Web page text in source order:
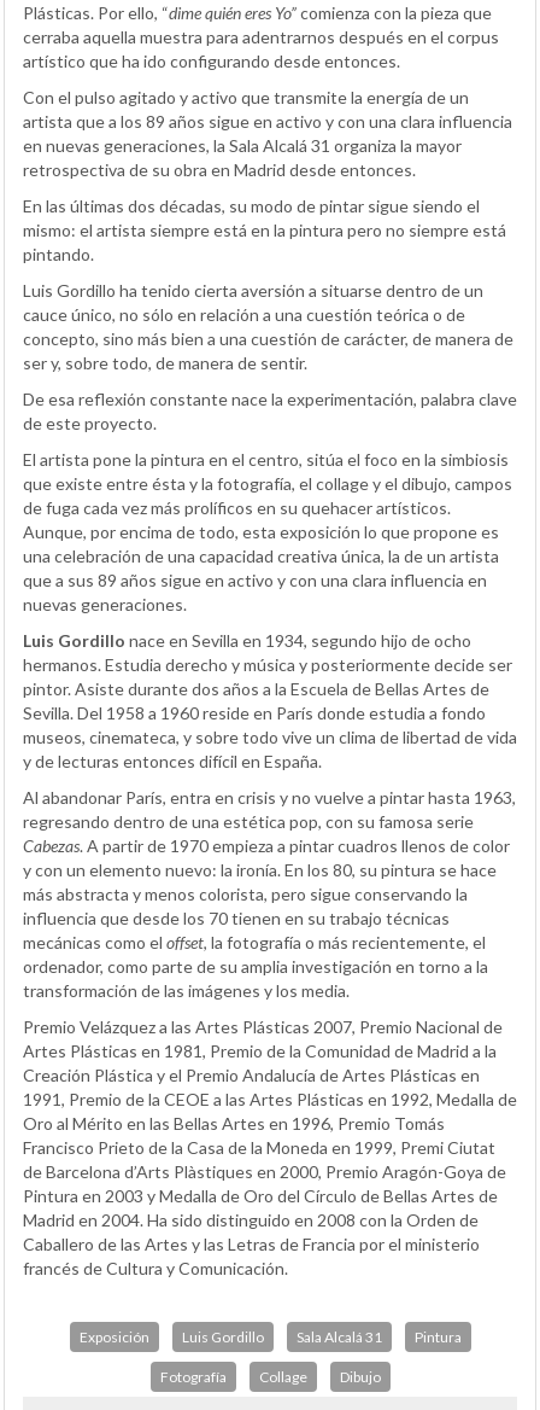
Plásticas. Por ello, “dime quién eres Yo”comienza con la pieza que
cerraba aquella muestra para adentrarnos después en el corpus
artístico que ha ido configurando desde entonces.
Con el pulso agitado y activo que transmite la energía de un
artista que a los 89 años sigue en activo y con una clara influencia
en nuevas generaciones, la Sala Alcalá 31 organiza la mayor
retrospectiva de su obra en Madrid desde entonces.
En las últimas dos décadas, su modo de pintar sigue siendo el
mismo: el artista siempre está en la pintura pero no siempre está
pintando.
Luis Gordillo ha tenido cierta aversión a situarse dentro de un
cauce único, no sólo en relación a una cuestión teórica o de
concepto, sino más bien a una cuestión de carácter, de manera de
ser y, sobre todo, de manera de sentir.
De esa reflexión constante nace la experimentación, palabra clave
de este proyecto.
El artista pone la pintura en el centro, sitúa el foco en la simbiosis
que existe entre ésta y la fotografía, el collage y el dibujo, campos
de fuga cada vez más prolíficos en su quehacer artísticos.
Aunque, por encima de todo, esta exposición lo que propone es
una celebración de una capacidad creativa única, la de un artista
que a sus 89 años sigue en activo y con una clara influencia en
nuevas generaciones.
Luis Gordillo nace en Sevilla en 1934, segundo hijo de ocho
hermanos. Estudia derecho y música y posteriormente decide ser
pintor. Asiste durante dos años a la Escuela de Bellas Artes de
Sevilla. Del 1958 a 1960 reside en París donde estudia a fondo
museos, cinemateca, y sobre todo vive un clima de libertad de vida
y de lecturas entonces difícil en España.
Al abandonar París, entra en crisis y no vuelve a pintar hasta 1963,
regresando dentro de una estética pop, con su famosa serie
Cabezas. A partir de 1970 empieza a pintar cuadros llenos de color
y con un elemento nuevo: la ironía. En los 80, su pintura se hace
más abstracta y menos colorista, pero sigue conservando la
influencia que desde los 70 tienen en su trabajo técnicas
mecánicas como el offset, la fotografía o más recientemente, el
ordenador, como parte de su amplia investigación en torno a la
transformación de las imágenes y los media.
Premio Velázquez a las Artes Plásticas 2007, Premio Nacional de
Artes Plásticas en 1981, Premio de la Comunidad de Madrid a la
Creación Plástica y el Premio Andalucía de Artes Plásticas en
1991, Premio de la CEOE a las Artes Plásticas en 1992, Medalla de
Oro al Mérito en las Bellas Artes en 1996, Premio Tomás
Francisco Prieto de la Casa de la Moneda en 1999, Premi Ciutat
de Barcelona d’Arts Plàstiques en 2000, Premio Aragón-Goya de
Pintura en 2003 y Medalla de Oro del Círculo de Bellas Artes de
Madrid en 2004. Ha sido distinguido en 2008 con la Orden de
Caballero de las Artes y las Letras de Francia por el ministerio
francés de Cultura y Comunicación.
Exposición Luis Gordillo Sala Alcalá 31 Pintura
Fotografía Collage Dibujo